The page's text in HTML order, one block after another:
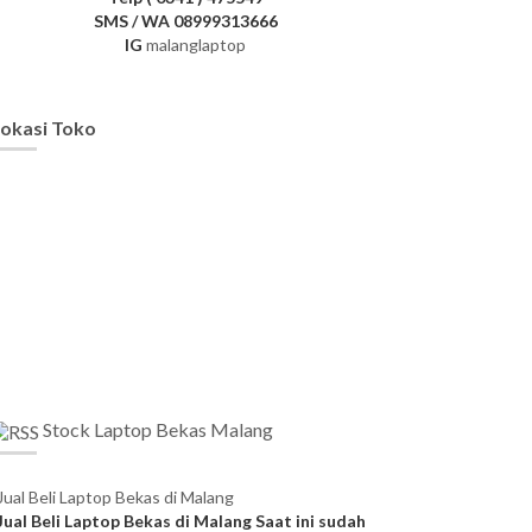
SMS / WA 08999313666
IG malanglaptop
Toko
Stock Laptop Bekas Malang
Beli Laptop Bekas di Malang
Beli Laptop Bekas di Malang Saat ini sudah